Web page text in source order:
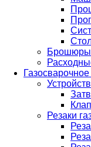
Брошюры
Резаки